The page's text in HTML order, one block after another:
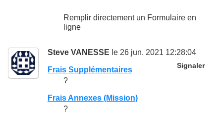
Remplir directement un Formulaire en
ligne
Steve VANESSE le 26 jun. 2021 12:28:04
Signaler
Frais Supplémentaires
?
Frais Annexes (Mission)
?